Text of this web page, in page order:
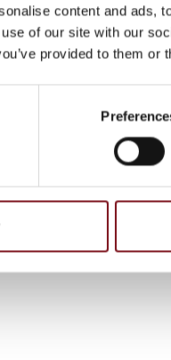
content and ads,
of our site with our
provided to them